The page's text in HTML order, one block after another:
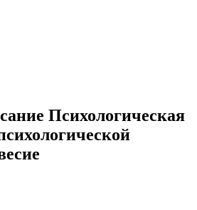
Психологическая